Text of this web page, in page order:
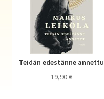
Teidän edestänne annettu
19,90€